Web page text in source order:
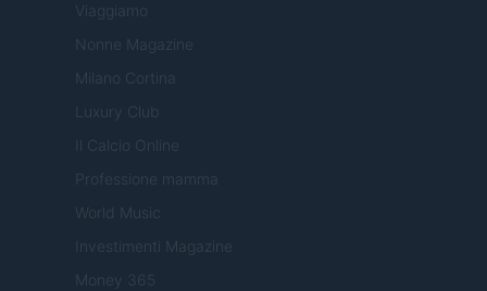
Viaggiamo
Nonne Magazine
Milano Cortina
Luxury Club
Il Calcio Online
Professione mamma
World Music
Investimenti Magazine
Money 365